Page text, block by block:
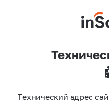
Технический адрес